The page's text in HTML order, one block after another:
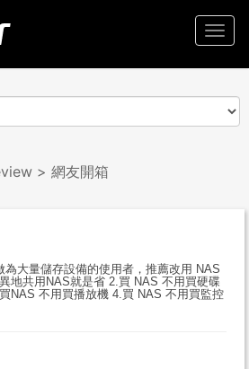
> 網友開箱
大量儲存設備的使用者，推薦改用 NAS
地共用NAS就是省 2.買 NAS 不用買硬碟
NAS 不用買播放機 4.買 NAS 不用買監控